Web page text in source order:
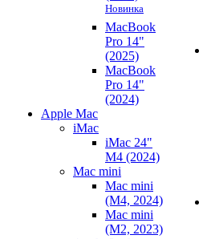
Новинка
MacBook
Pro 14"
(2025)
MacBook
Pro 14"
(2024)
Apple Mac
iMac
iMac 24"
M4 (2024)
Mac mini
Mac mini
(M4, 2024)
Mac mini
(M2, 2023)